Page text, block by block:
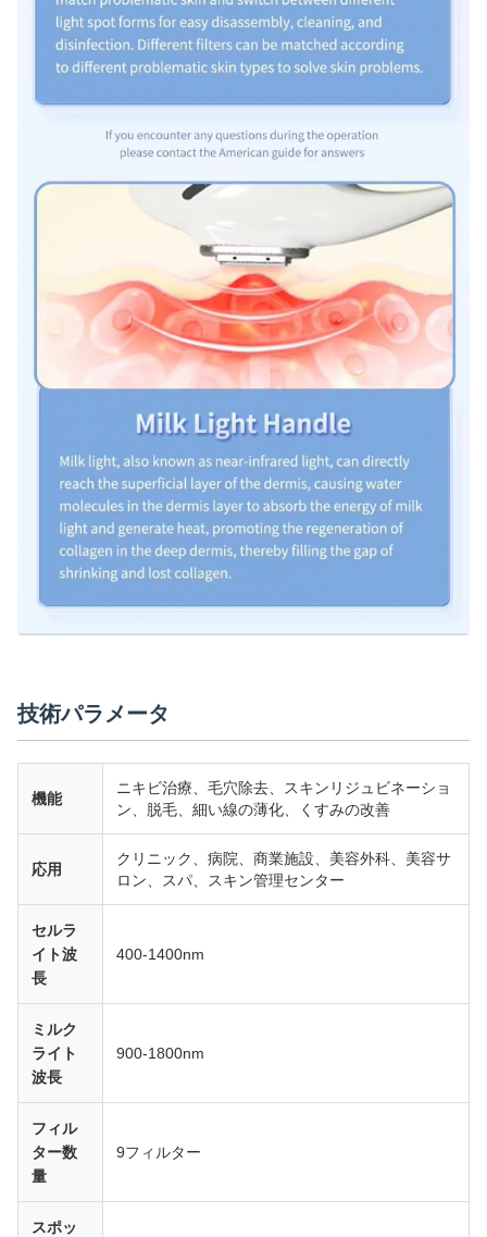
技術パラメータ
機能
ニキビ治療、毛穴除去、スキンリジュビネーショ
ン、脱毛、細い線の薄化、くすみの改善
応用
クリニック、病院、商業施設、美容外科、美容サ
ロン、スパ、スキン管理センター
セルラ
イト波
長
400-1400nm
ミルク
ライト
波長
900-1800nm
フィル
ター数
量
9フィルター
スポッ